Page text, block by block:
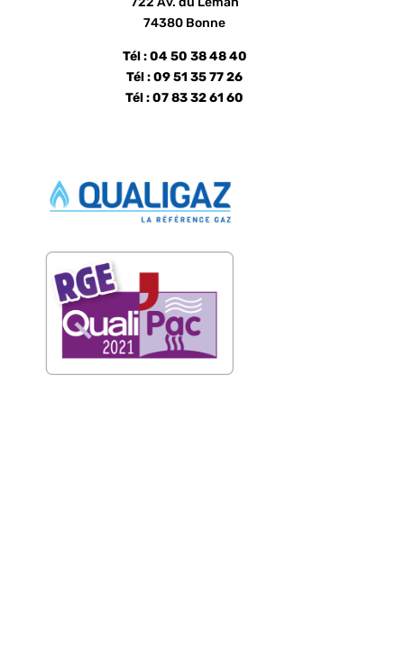
74380 Bonne
Tél : 04 50 38 48 40
Tél : 09 51 35 77 26
Tél : 07 83 32 61 60